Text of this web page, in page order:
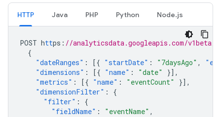
HTTP Java PHP Python Node.js
POST https : //analyticsdata.googleapis.com/v1beta/
{
"dateRanges" : [{ "startDate" : "7daysAgo" ,
"dimensions" : [{ "name" : "date"
}],
"metrics" : [{ "name" : "eventCount"
}],
"dimensionFilter" :
{
"filter" :
{
"fieldName" : "eventName" ,